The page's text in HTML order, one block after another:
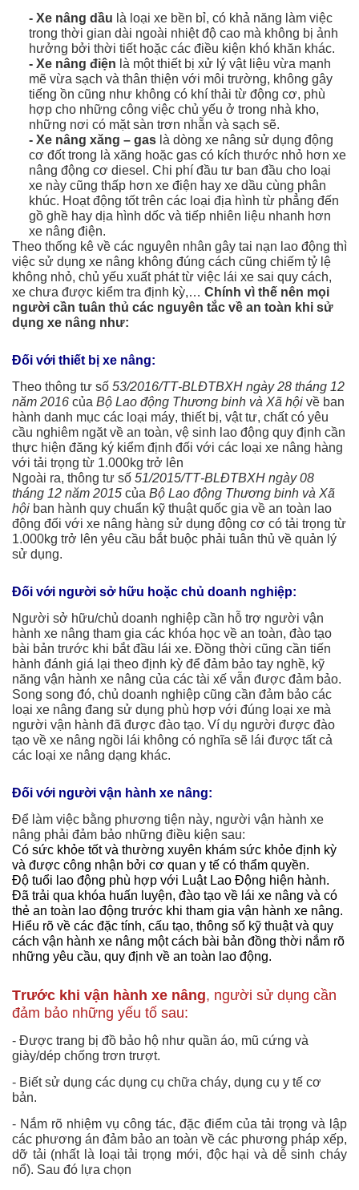
- Xe nâng dầu là loại xe bền bỉ, có khả năng làm việc
trong thời gian dài ngoài nhiệt độ cao mà không bị ảnh
hưởng bởi thời tiết hoặc các điều kiện khó khăn khác.
- Xe nâng điện là một thiết bị xử lý vật liệu vừa mạnh
mẽ vừa sạch và thân thiện với môi trường, không gây
tiếng ồn cũng như không có khí thải từ động cơ, phù
hợp cho những công việc chủ yếu ở trong nhà kho,
những nơi có mặt sàn trơn nhẵn và sạch sẽ.
- Xe nâng xăng – gas là dòng xe nâng sử dụng động
cơ đốt trong là xăng hoặc gas có kích thước nhỏ hơn xe
nâng động cơ diesel. Chi phí đầu tư ban đầu cho loại
xe này cũng thấp hơn xe điện hay xe dầu cùng phân
khúc. Hoạt động tốt trên các loại địa hình từ phẳng đến
gồ ghề hay dịa hình dốc và tiếp nhiên liệu nhanh hơn
xe nâng điện.
Theo thống kê về các nguyên nhân gây tai nạn lao động thì
việc sử dụng xe nâng không đúng cách cũng chiếm tỷ lệ
không nhỏ, chủ yếu xuất phát từ việc lái xe sai quy cách,
xe chưa được kiểm tra định kỳ,… Chính vì thế nên mọi
người cần tuân thủ các nguyên tắc về an toàn khi sử
dụng xe nâng như:
Đối với thiết bị xe nâng:
Theo thông tư số 53/2016/TT-BLĐTBXH ngày 28 tháng 12
năm 2016 của Bộ Lao động Thương binh và Xã hội về ban
hành danh mục các loại máy, thiết bị, vật tư, chất có yêu
cầu nghiêm ngặt về an toàn, vệ sinh lao động quy định cần
thực hiện đăng ký kiểm định đối với các loại xe nâng hàng
với tải trọng từ 1.000kg trở lên
Ngoài ra, thông tư số 51/2015/TT-BLĐTBXH ngày 08
tháng 12 năm 2015 của Bộ Lao động Thương binh và Xã
hội ban hành quy chuẩn kỹ thuật quốc gia về an toàn lao
động đối với xe nâng hàng sử dụng động cơ có tải trọng từ
1.000kg trở lên yêu cầu bắt buộc phải tuân thủ về quản lý
sử dụng.
Đối với người sở hữu hoặc chủ doanh nghiệp:
Người sở hữu/chủ doanh nghiệp cần hỗ trợ người vận
hành xe nâng tham gia các khóa học về an toàn, đào tạo
bài bản trước khi bắt đầu lái xe. Đồng thời cũng cần tiến
hành đánh giá lại theo định kỳ để đảm bảo tay nghề, kỹ
năng vận hành xe nâng của các tài xế vẫn được đảm bảo.
Song song đó, chủ doanh nghiệp cũng cần đảm bảo các
loại xe nâng đang sử dụng phù hợp với đúng loại xe mà
người vận hành đã được đào tạo. Ví dụ người được đào
tạo về xe nâng ngồi lái không có nghĩa sẽ lái được tất cả
các loại xe nâng dạng khác.
Đối với người vận hành xe nâng:
Để làm việc bằng phương tiện này, người vận hành xe
nâng phải đảm bảo những điều kiện sau:
Có sức khỏe tốt và thường xuyên khám sức khỏe định kỳ
và được công nhận bởi cơ quan y tế có thẩm quyền.
Độ tuổi lao động phù hợp với Luật Lao Động hiện hành.
Đã trải qua khóa huấn luyện, đào tạo về lái xe nâng và có
thẻ an toàn lao động trước khi tham gia vận hành xe nâng.
Hiểu rõ về các đặc tính, cấu tạo, thông số kỹ thuật và quy
cách vận hành xe nâng một cách bài bản đồng thời nắm rõ
những yêu cầu, quy định về an toàn lao động.
Trước khi vận hành xe nâng, người sử dụng cần
đảm bảo những yếu tố sau:
- Được trang bị đồ bảo hộ như quần áo, mũ cứng và
giày/dép chống trơn trượt.
- Biết sử dụng các dụng cụ chữa cháy, dụng cụ y tế cơ
bản.
- Nắm rõ nhiệm vụ công tác, đặc điểm của tải trọng và lập
các phương án đảm bảo an toàn về các phương pháp xếp,
dỡ tải (nhất là loại tải trọng mới, độc hại và dễ sinh cháy
nổ). Sau đó lựa chọn